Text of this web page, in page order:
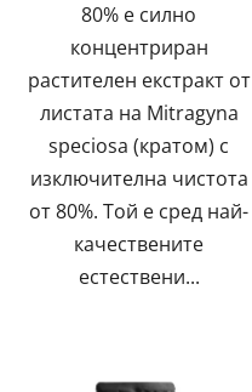
80% е силно
концентриран
растителен екстракт от
листата на Mitragyna
speciosa (кратом) с
изключителна чистота
от 80%. Той е сред най-
качествените
естествени...